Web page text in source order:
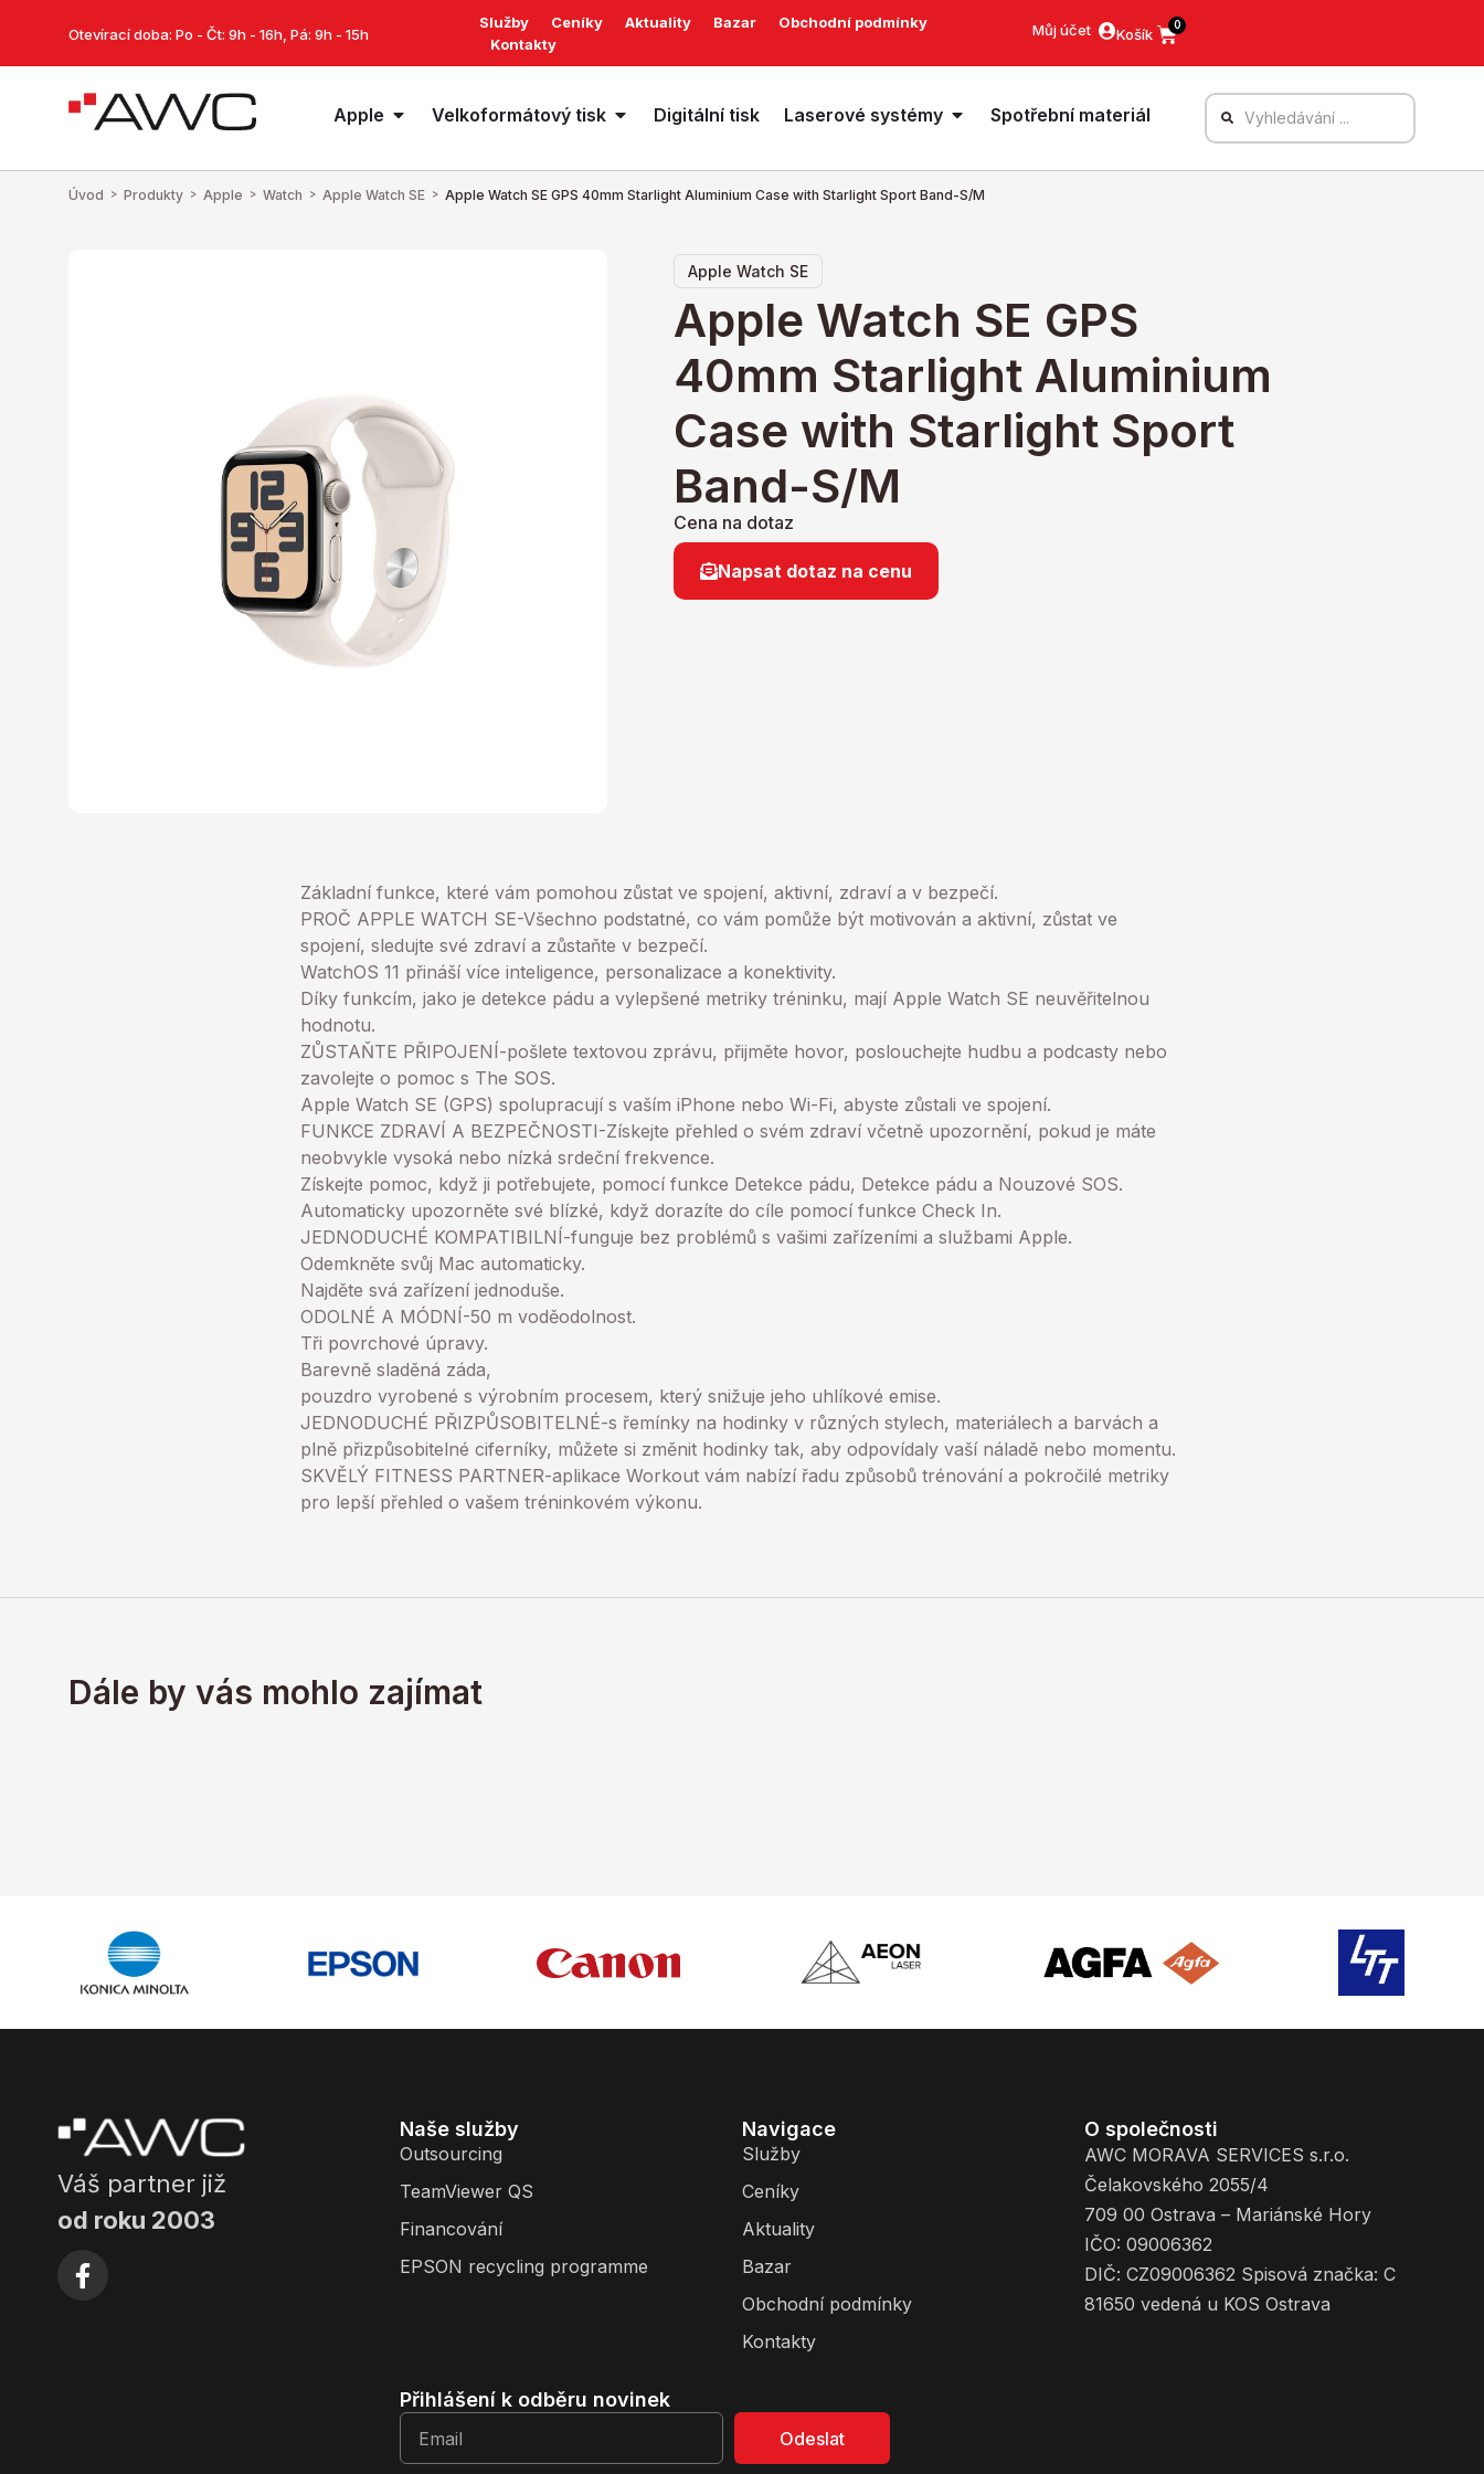
Otevírací doba: Po - Čt: 9h - 16h, Pá: 9h - 15h
Služby Ceníky Aktuality Bazar
Obchodní podmínky
Kontakty
Můj účet 0
Apple Velkoformátový tisk Digitální tisk Laserové systémy Spotřební materiál
Úvod > Produkty > Apple > Watch > Apple Watch SE > Apple Watch SE GPS 40mm Starlight Aluminium Case with Starlight Sport Band-S/M
Apple Watch SE
Apple Watch SE GPS
40mm Starlight Aluminium
Case with Starlight Sport
Band-S/M
Cena na dotaz
Napsat dotaz na cenu
Základní funkce, které vám pomohou zůstat ve spojení, aktivní, zdraví a v bezpečí.
PROČ APPLE WATCH SE-Všechno podstatné, co vám pomůže být motivován a aktivní, zůstat ve
spojení, sledujte své zdraví a zůstaňte v bezpečí.
WatchOS 11 přináší více inteligence, personalizace a konektivity.
Díky funkcím, jako je detekce pádu a vylepšené metriky tréninku, mají Apple Watch SE neuvěřitelnou
hodnotu.
ZŮSTAŇTE PŘIPOJENÍ-pošlete textovou zprávu, přijměte hovor, poslouchejte hudbu a podcasty nebo
zavolejte o pomoc s The SOS.
Apple Watch SE (GPS) spolupracují s vaším iPhone nebo Wi-Fi, abyste zůstali ve spojení.
FUNKCE ZDRAVÍ A BEZPEČNOSTI-Získejte přehled o svém zdraví včetně upozornění, pokud je máte
neobvykle vysoká nebo nízká srdeční frekvence.
Získejte pomoc, když ji potřebujete, pomocí funkce Detekce pádu, Detekce pádu a Nouzové SOS.
Automaticky upozorněte své blízké, když dorazíte do cíle pomocí funkce Check In.
JEDNODUCHÉ KOMPATIBILNÍ-funguje bez problémů s vašimi zařízeními a službami Apple.
Odemkněte svůj Mac automaticky.
Najděte svá zařízení jednoduše.
ODOLNÉ A MÓDNÍ-50 m voděodolnost.
Tři povrchové úpravy.
Barevně sladěná záda,
pouzdro vyrobené s výrobním procesem, který snižuje jeho uhlíkové emise.
JEDNODUCHÉ PŘIZPŮSOBITELNÉ-s řemínky na hodinky v různých stylech, materiálech a barvách a
plně přizpůsobitelné ciferníky, můžete si změnit hodinky tak, aby odpovídaly vaší náladě nebo momentu.
SKVĚLÝ FITNESS PARTNER-aplikace Workout vám nabízí řadu způsobů trénování a pokročilé metriky
pro lepší přehled o vašem tréninkovém výkonu.
Dále by vás mohlo zajímat
Váš partner již
od roku 2003
Naše služby
Outsourcing
TeamViewer QS
Financování
EPSON recycling programme
Navigace
Služby
Ceníky
Aktuality
Bazar
Obchodní podmínky
Kontakty
O společnosti
AWC MORAVA SERVICES s.r.o.
Čelakovského 2055/4
709 00 Ostrava – Mariánské Hory
IČO: 09006362
DIČ: CZ09006362 Spisová značka: C
81650 vedená u KOS Ostrava
Přihlášení k odběru novinek
Odeslat